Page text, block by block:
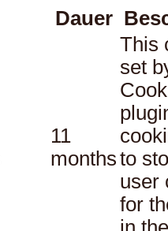
Dauer
11
months
This
set
to
user
for